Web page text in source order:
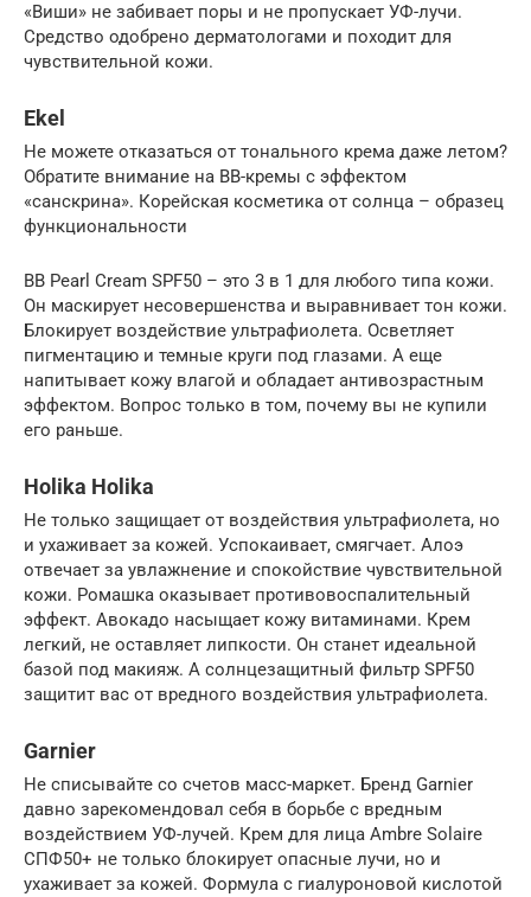
«Виши» не забивает поры и не пропускает УФ-лучи.
Средство одобрено дерматологами и походит для
чувствительной кожи.
Ekel
Не можете отказаться от тонального крема даже летом?
Обратите внимание на BB-кремы с эффектом
«санскрина». Корейская косметика от солнца – образец
функциональности
BB Pearl Cream SPF50 – это 3 в 1 для любого типа кожи.
Он маскирует несовершенства и выравнивает тон кожи.
Блокирует воздействие ультрафиолета. Осветляет
пигментацию и темные круги под глазами. А еще
напитывает кожу влагой и обладает антивозрастным
эффектом. Вопрос только в том, почему вы не купили
его раньше.
Holika Holika
Не только защищает от воздействия ультрафиолета, но
и ухаживает за кожей. Успокаивает, смягчает. Алоэ
отвечает за увлажнение и спокойствие чувствительной
кожи. Ромашка оказывает противовоспалительный
эффект. Авокадо насыщает кожу витаминами. Крем
легкий, не оставляет липкости. Он станет идеальной
базой под макияж. А солнцезащитный фильтр SPF50
защитит вас от вредного воздействия ультрафиолета.
Garnier
Не списывайте со счетов масс-маркет. Бренд Garnier
давно зарекомендовал себя в борьбе с вредным
воздействием УФ-лучей. Крем для лица Ambre Solaire
СПФ50+ не только блокирует опасные лучи, но и
ухаживает за кожей. Формула с гиалуроновой кислотой